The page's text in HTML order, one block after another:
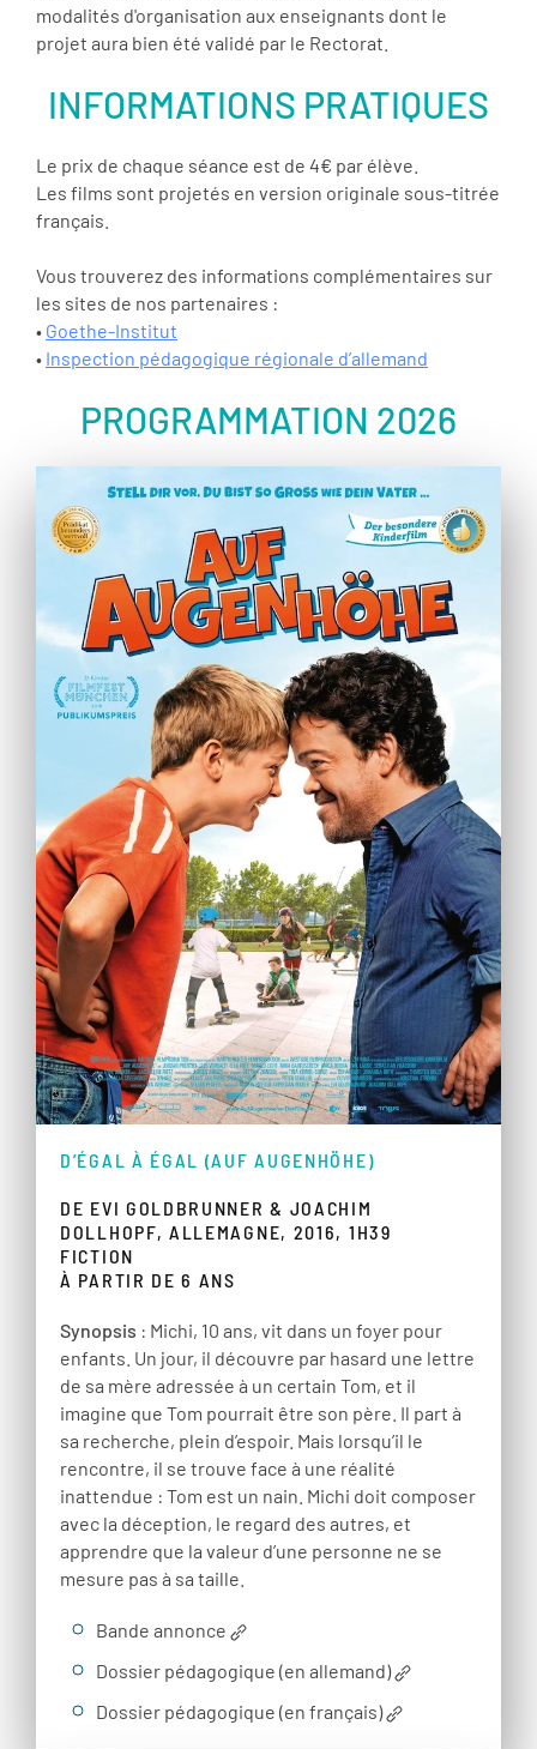
modalités d'organisation aux enseignants dont le
projet aura bien été validé par le Rectorat.
INFORMATIONS PRATIQUES
Le prix de chaque séance est de 4€ par élève.
Les films sont projetés en version originale sous-titrée
français.
Vous trouverez des informations complémentaires sur
les sites de nos partenaires :
• Goethe-Institut
• Inspection pédagogique régionale d’allemand
PROGRAMMATION 2026
D’ÉGAL À ÉGAL (AUF AUGENHÖHE)
DE EVI GOLDBRUNNER & JOACHIM
DOLLHOPF, ALLEMAGNE, 2016, 1H39
FICTION
À PARTIR DE 6 ANS
Synopsis : Michi, 10 ans, vit dans un foyer pour
enfants. Un jour, il découvre par hasard une lettre
de sa mère adressée à un certain Tom, et il
imagine que Tom pourrait être son père. Il part à
sa recherche, plein d’espoir. Mais lorsqu’il le
rencontre, il se trouve face à une réalité
inattendue : Tom est un nain. Michi doit composer
avec la déception, le regard des autres, et
apprendre que la valeur d’une personne ne se
mesure pas à sa taille.
Bande annonce
Dossier pédagogique (en allemand)
Dossier pédagogique (en français)